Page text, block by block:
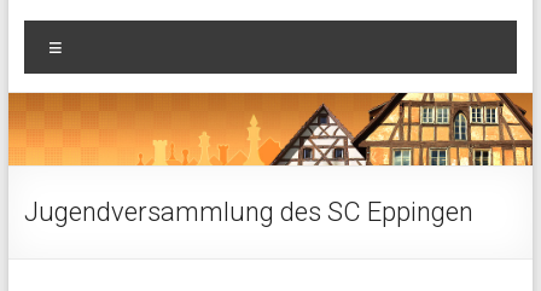
Jugendversammlung des SC Eppingen